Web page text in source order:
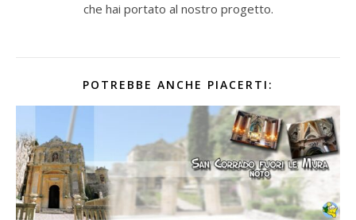
che hai portato al nostro progetto.
POTREBBE ANCHE PIACERTI: